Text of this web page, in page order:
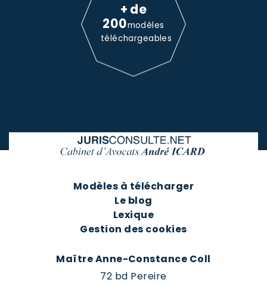
+ de
200modèles
téléchargeables
Modèles à télécharger
Le blog
Lexique
Gestion des cookies
Maître Anne-Constance Coll
72 bd Pereire